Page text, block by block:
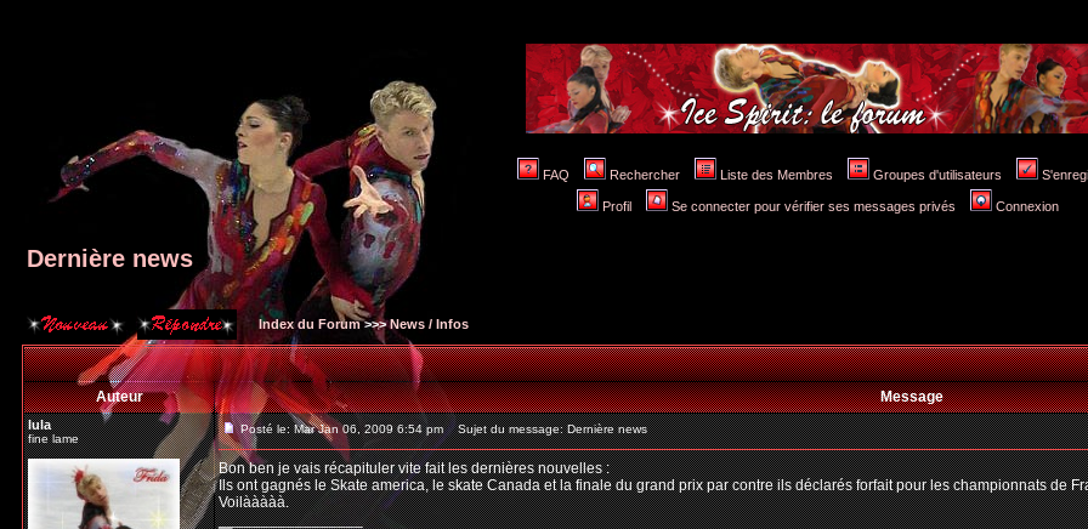
FAQ Rechercher Liste des Membres Groupes d'utilisateurs
Profil Se connecter pour vérifier ses messages privés Connexion
Dernière news
Index du Forum>>>News / Infos
Auteur Message
lula
fine lame
Posté le: Mar Jan 06, 2009 6:54 pm Sujet du message: Dernière news
Bon ben je vais récapituler vite fait les dernières nouvelles :
Ils ont gagnés le Skate america, le skate Canada et la finale du grand prix par contre ils déclarés forfait pour les championnats de
Voilààààà.
_________________